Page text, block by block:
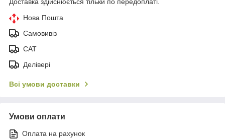
Нова Пошта
Самовивіз
САТ
Делівері
Всі умови доставки
Умови оплати
Оплата на рахунок